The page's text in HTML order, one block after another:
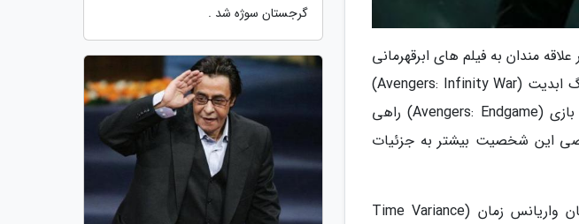
مندان به فیلم های ابرقهرمانی
را به خود جلب کرد. بسیاری از دوست داران مارول تصور کردند با فیلم انتقام جویان: جنگ ابدیت (Avengers: Infinity War)
ماجراجویی های لوکی در این دنیا سینمایی خاتمه یافت، اما در انتقام جویان: خاتمه بازی (Avengers: Endgame) راهی
این شخصیت بیشتر به جزئیات
مارول تریلر نوی از این سریال منتشر نموده که در آن شاهد پیوستن لوکی به سازمان واریانس زمان (Time Variance
گرجستان سوژه شد .